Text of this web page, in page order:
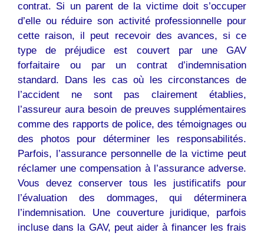
contrat. Si un parent de la victime doit s’occuper
d’elle ou réduire son activité professionnelle pour
cette raison, il peut recevoir des avances, si ce
type de préjudice est couvert par une GAV
forfaitaire ou par un contrat d’indemnisation
standard. Dans les cas où les circonstances de
l’accident ne sont pas clairement établies,
l’assureur aura besoin de preuves supplémentaires
comme des rapports de police, des témoignages ou
des photos pour déterminer les responsabilités.
Parfois, l’assurance personnelle de la victime peut
réclamer une compensation à l’assurance adverse.
Vous devez conserver tous les justificatifs pour
l’évaluation des dommages, qui déterminera
l’indemnisation. Une couverture juridique, parfois
incluse dans la GAV, peut aider à financer les frais